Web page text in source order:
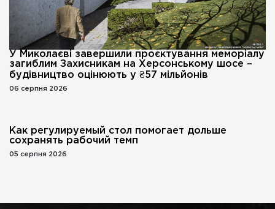
У Миколаєві завершили проєктування меморіалу
загиблим Захисникам на Херсонському шосе –
будівництво оцінюють у ₴57 мільйонів
06 серпня 2026
Как регулируемый стол помогает дольше
сохранять рабочий темп
05 серпня 2026